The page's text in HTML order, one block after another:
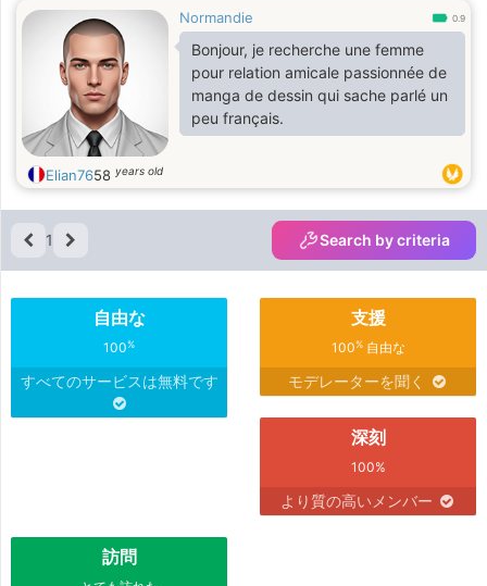
Normandie 0.9
Bonjour, je recherche une femme
pour relation amicale passionnée de
manga de dessin qui sache parlé un
peu français.
Elian7658 years old
1 Search by criteria
自由な
100%
すべてのサービスは無料です
支援
100%自由な
モデレーターを聞く
深刻
100%
より質の高いメンバー
訪問